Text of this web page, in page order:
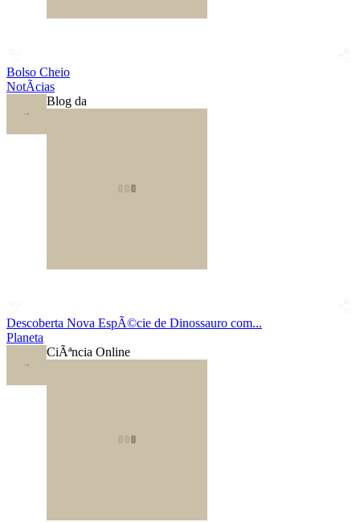
Bolso Cheio
NotÃ­cias
Blog da
Descoberta Nova EspÃ©cie de Dinossauro com...
Planeta
CiÃªncia Online